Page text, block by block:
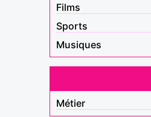
Films
Sports
Musiques
Métier